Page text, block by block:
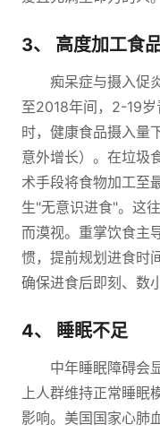
3、 高度加工食
痴呆症与摄入促
至2018年间，2-19
时，健康食品摄入量
意外增长）。在垃圾
术手段将食物加工至
生"无意识进食"。这
而漠视。重掌饮食主
惯，提前规划进食时
确保进食后即刻、数
4、 睡眠不足
中年睡眠障碍会
上人群维持正常睡眠
影响。美国国家心肺